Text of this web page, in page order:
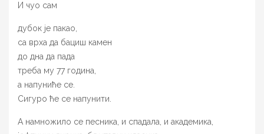
И чуо сам
дубок је пакао,
са врха да бациш камен
до дна да пада
треба му 77 година,
а напуниће се.
Сигуро ће се напунити.
А намножило се песника, и спадала, и академика,